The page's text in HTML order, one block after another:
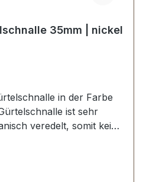
35mm | nickel
in der Farbe
ist sehr
veredelt, somit kein